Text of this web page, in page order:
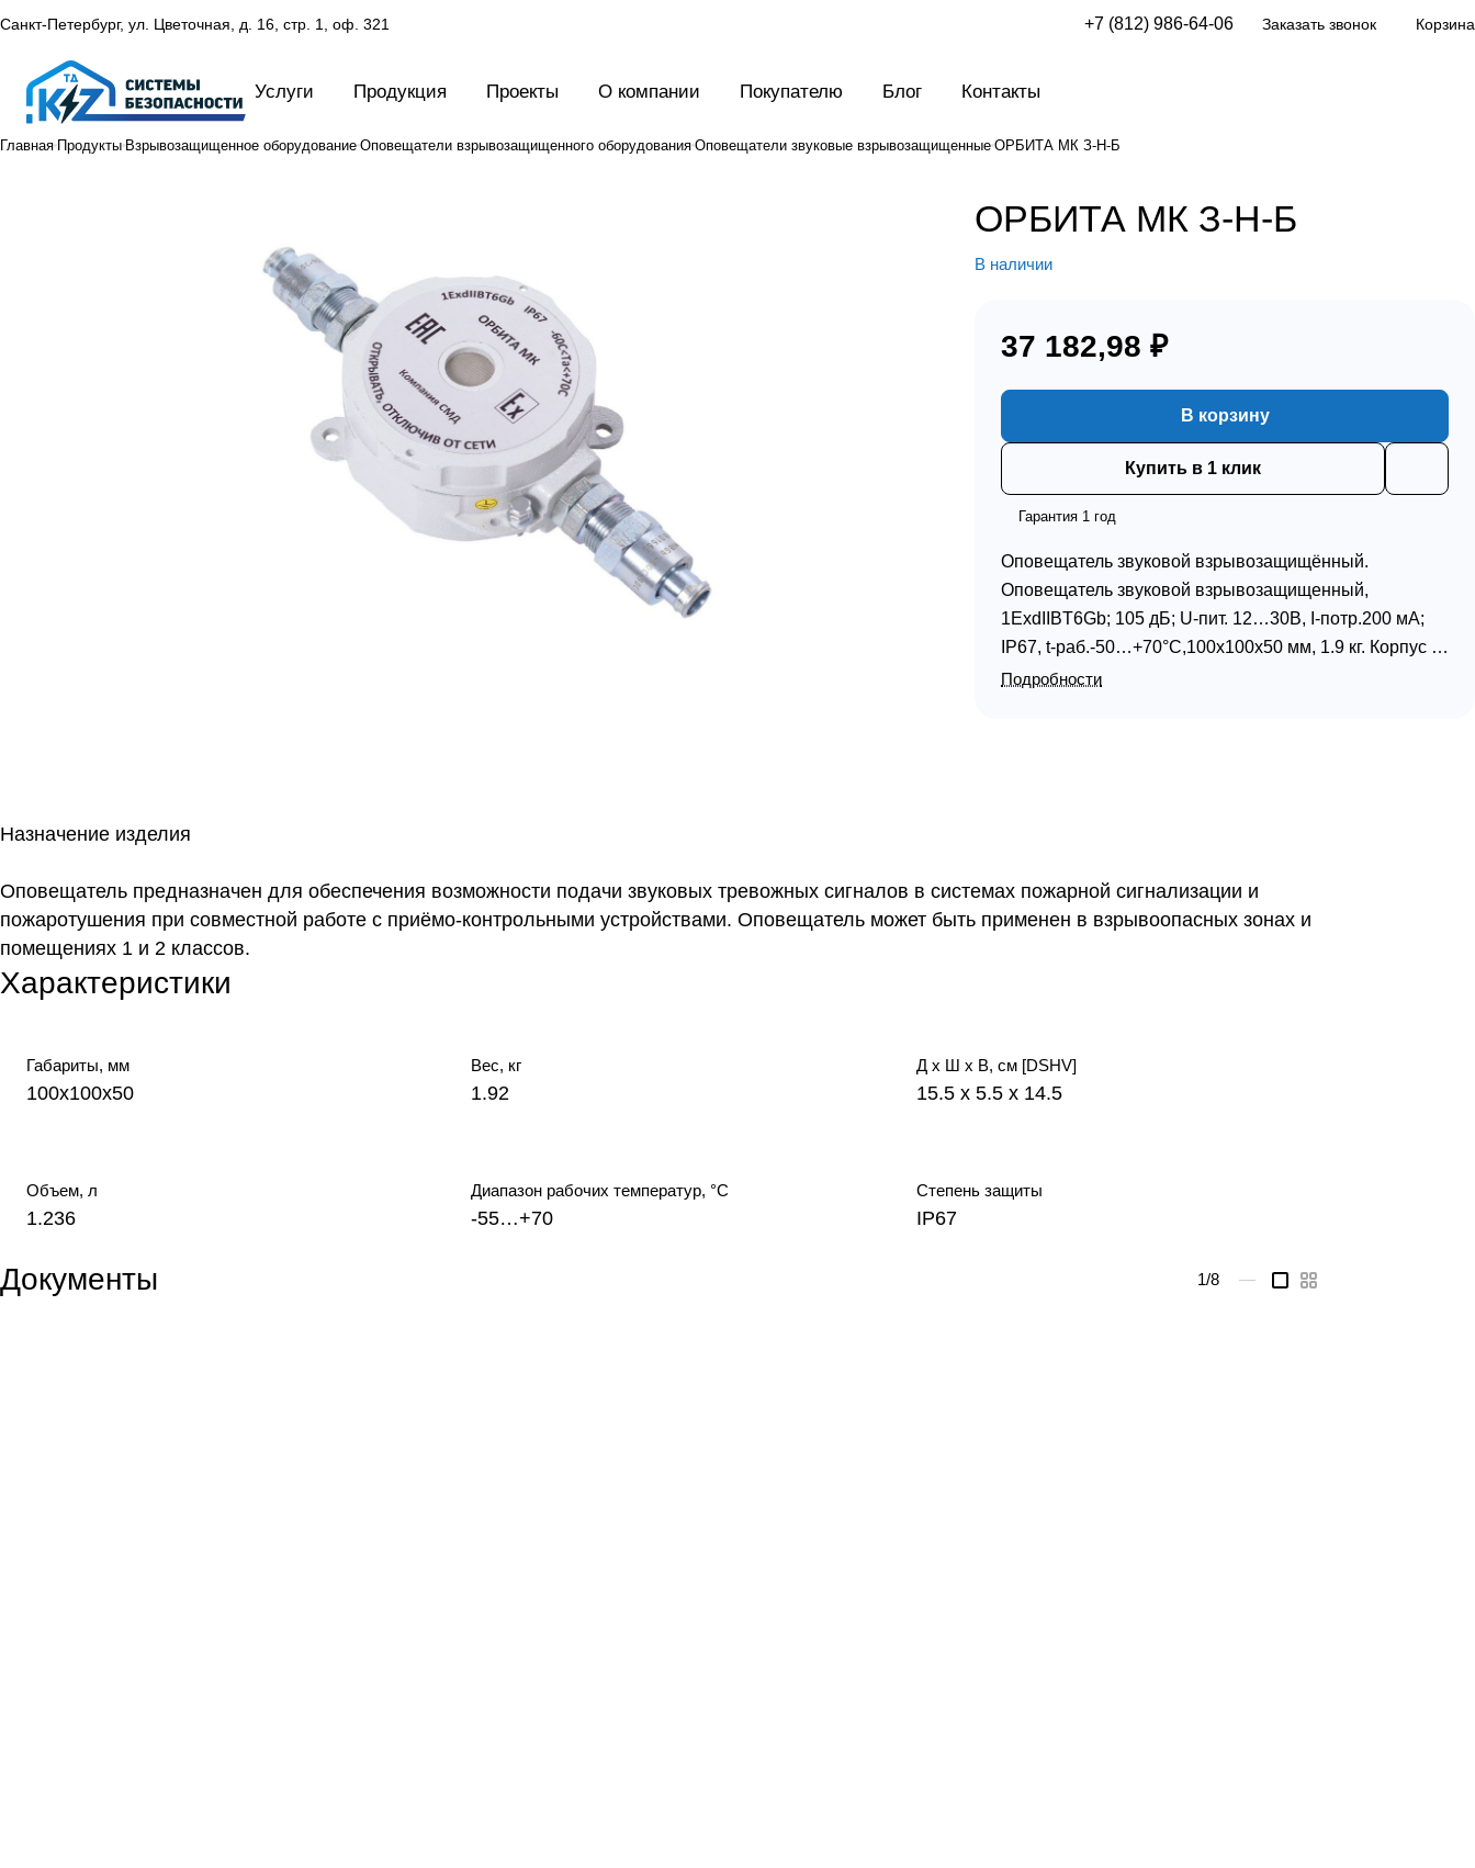
Санкт-Петербург, ул. Цветочная, д. 16, стр. 1, оф. 321 +7 (812) 986-64-06 Заказать звонок Корзина
Услуги Продукция Проекты О компании Покупателю Блог Контакты
Главная Продукты Взрывозащищенное оборудование Оповещатели взрывозащищенного оборудования Оповещатели звуковые взрывозащищенные ОРБИТА МК З-Н-Б
ОРБИТА МК З-Н-Б
В наличии
37 182,98 ₽
В корзину
Купить в 1 клик
Гарантия 1 год
Оповещатель звуковой взрывозащищённый.
Оповещатель звуковой взрывозащищенный,
1ExdIIBT6Gb; 105 дБ; U-пит. 12…30В, I-потр.200 мА;
IP67, t-раб.-50…+70°C,100х100х50 мм, 1.9 кг. Корпус из
коррозионностойкой стали 12Х18Н10Т. Штуцер для
Подробности
Назначение изделия
Оповещатель предназначен для обеспечения возможности подачи звуковых тревожных сигналов в системах пожарной сигнализации и
пожаротушения при совместной работе с приёмо-контрольными устройствами. Оповещатель может быть применен в взрывоопасных зонах и
помещениях 1 и 2 классов.
Характеристики
Габариты, мм
100х100х50
Вес, кг
1.92
Д х Ш х В, см [DSHV]
15.5 x 5.5 x 14.5
Объем, л
1.236
Диапазон рабочих температур, °С
-55…+70
Степень защиты
IP67
Документы 1/8 —